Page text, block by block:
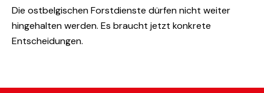
Die ostbelgischen Forstdienste dürfen nicht weiter
hingehalten werden. Es braucht jetzt konkrete
Entscheidungen.